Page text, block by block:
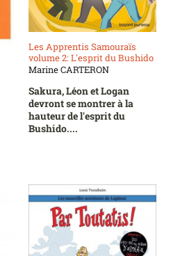
Les Apprentis Samouraïs
volume 2: L'esprit du Bushido
Marine CARTERON
Sakura, Léon et Logan
devront se montrer à la
hauteur de l'esprit du
Bushido....